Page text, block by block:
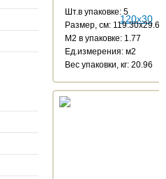
Шт.в упаковке: 5
Размер, см: 119.30x29.67
М2 в упаковке: 1.77
Ед.измерения: м2
Веc упаковки, кг: 20.96